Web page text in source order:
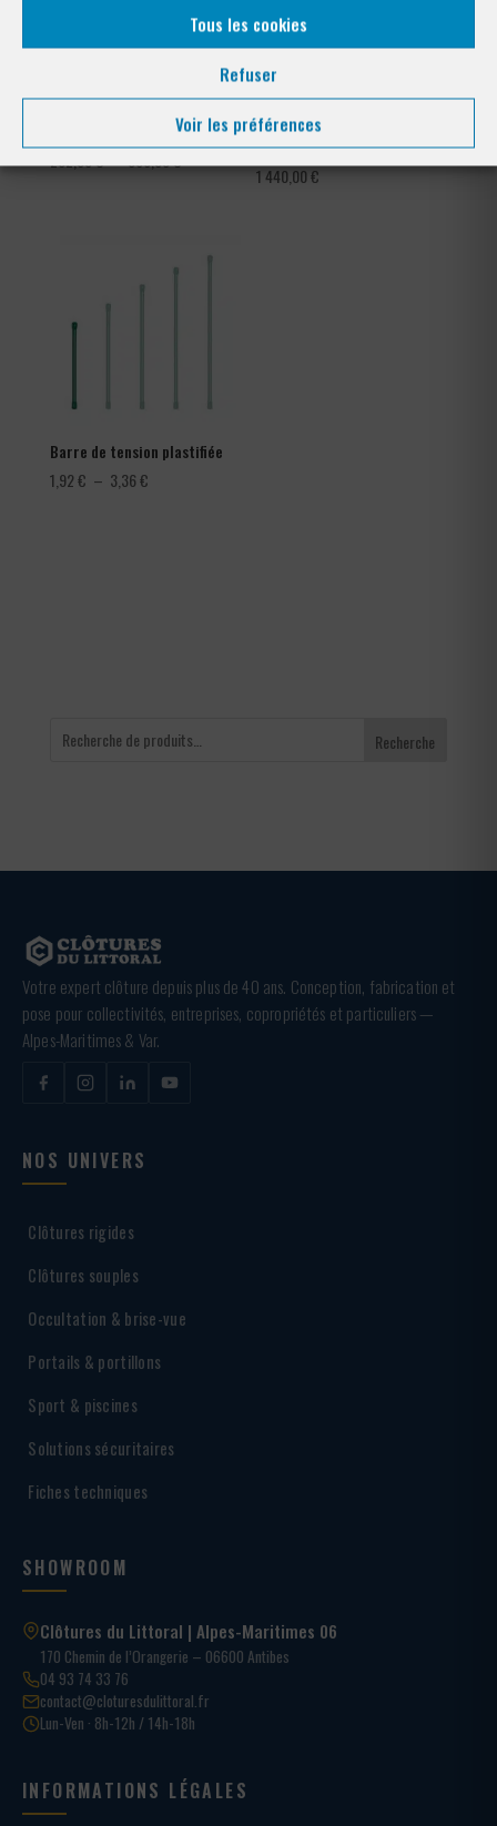
Tous les cookies
Refuser
Voir les préférences
Portillon résidentiel treillis
282,00€–366,00€
Portillon Tennis 1,00m x
2,00m
1 440,00€
Barre de tension plastifiée
1,92€ – 3,36€Plage
Recherche
Votre expert clôture depuis plus de 40 ans. Conception, fabrication et
pose pour collectivités, entreprises, copropriétés et particuliers —
Alpes-Maritimes & Var.
NOS UNIVERS
Clôtures rigides
Clôtures souples
Occultation & brise-vue
Portails & portillons
Sport & piscines
Solutions sécuritaires
Fiches techniques
SHOWROOM
Clôtures du Littoral | Alpes-Maritimes 06
170 Chemin de l’Orangerie – 06600 Antibes
04 93 74 33 76
contact@cloturesdulittoral.fr
Lun-Ven · 8h-12h / 14h-18h
INFORMATIONS LÉGALES